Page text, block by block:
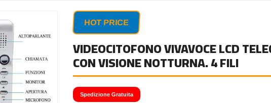
HOT PRICE
VIDEOCITOFONO VIVAVOCE LCD
CON VISIONE NOTTURNA. 4 FILI
Spedizione Gratuita